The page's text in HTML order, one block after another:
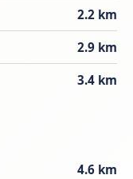
2.2 km
2.9 km
3.4 km
4.6 km